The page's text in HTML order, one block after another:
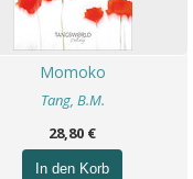
Momoko
Tang, B.M.
28,80 €
In den Korb